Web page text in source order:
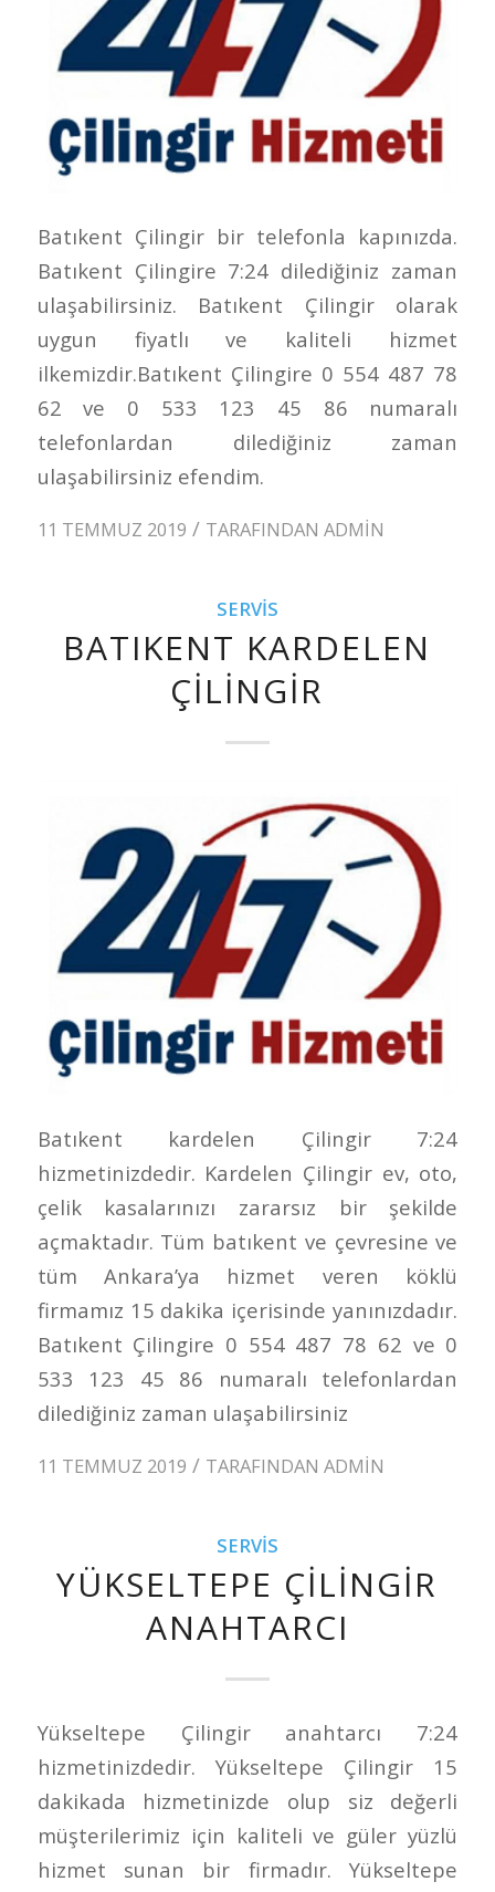
Batıkent Çilingir bir telefonla kapınızda.
Batıkent Çilingire 7:24 dilediğiniz zaman
ulaşabilirsiniz. Batıkent Çilingir olarak
uygun fiyatlı ve kaliteli hizmet
ilkemizdir.Batıkent Çilingire 0 554 487 78
62 ve 0 533 123 45 86 numaralı
telefonlardan dilediğiniz zaman
ulaşabilirsiniz efendim.
11 TEMMUZ 2019 / TARAFINDAN ADMIN
SERVIS
BATIKENT KARDELEN
ÇILINGIR
Batıkent kardelen Çilingir 7:24
hizmetinizdedir. Kardelen Çilingir ev, oto,
çelik kasalarınızı zararsız bir şekilde
açmaktadır. Tüm batıkent ve çevresine ve
tüm Ankara’ya hizmet veren köklü
firmamız 15 dakika içerisinde yanınızdadır.
Batıkent Çilingire 0 554 487 78 62 ve 0
533 123 45 86 numaralı telefonlardan
dilediğiniz zaman ulaşabilirsiniz
11 TEMMUZ 2019 / TARAFINDAN ADMIN
SERVIS
YÜKSELTEPE ÇILINGIR
ANAHTARCI
Yükseltepe Çilingir anahtarcı 7:24
hizmetinizdedir. Yükseltepe Çilingir 15
dakikada hizmetinizde olup siz değerli
müşterilerimiz için kaliteli ve güler yüzlü
hizmet sunan bir firmadır. Yükseltepe